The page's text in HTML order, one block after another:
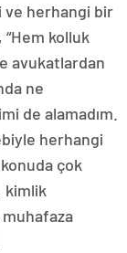
ve herhangi bir
“Hem kolluk
avukatlardan
ne
de alamadım.
herhangi
çok
kimlik